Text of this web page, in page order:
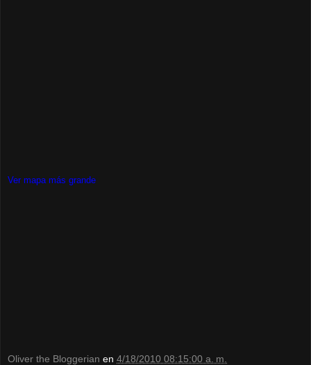
Ver mapa más grande
Oliver the Bloggerian en 4/18/2010 08:15:00 a. m.